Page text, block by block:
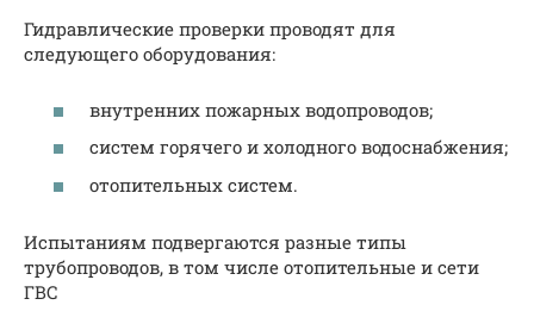
Гидравлические проверки проводят для
следующего оборудования:
внутренних пожарных водопроводов;
систем горячего и холодного водоснабжения;
отопительных систем.
Испытаниям подвергаются разные типы
трубопроводов, в том числе отопительные и сети
ГВС